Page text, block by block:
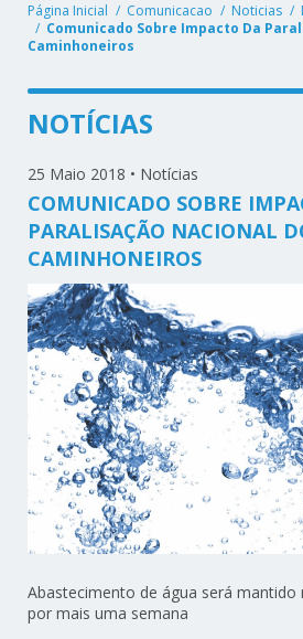
Página Inicial Comunicacao Noticias
Comunicado Sobre Impacto Da
Caminhoneiros
NOTÍCIAS
25 Maio 2018 • Notícias
COMUNICADO SOBRE
PARALISAÇÃO NACIONAL
CAMINHONEIROS
Abastecimento de água será mantido
por mais uma semana